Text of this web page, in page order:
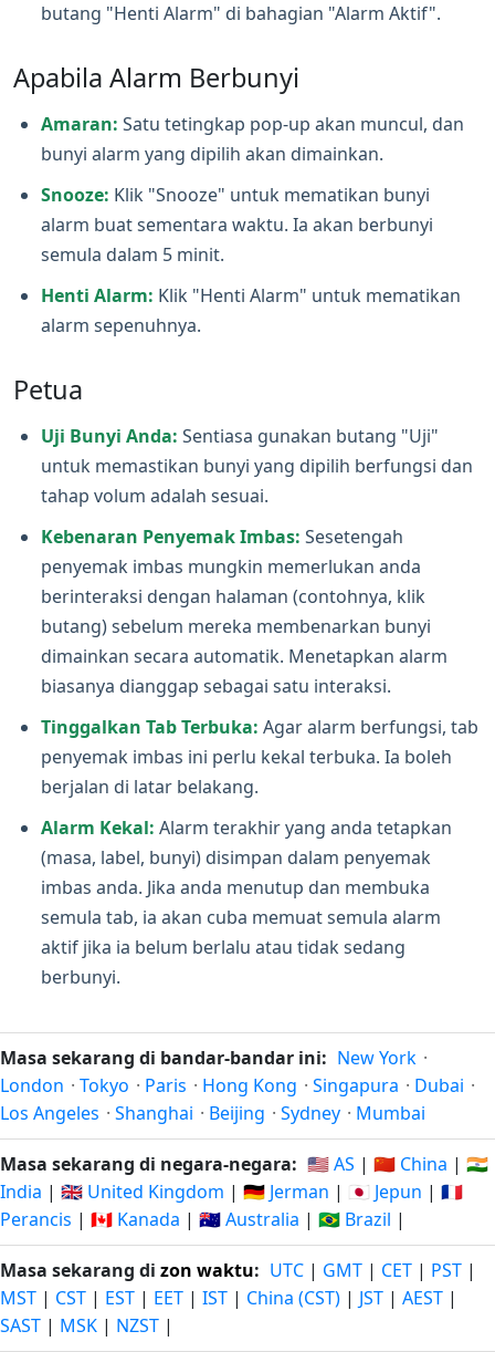
butang "Henti Alarm" di bahagian "Alarm Aktif".
Apabila Alarm Berbunyi
Amaran: Satu tetingkap pop‑up akan muncul, dan
bunyi alarm yang dipilih akan dimainkan.
Snooze: Klik "Snooze" untuk mematikan bunyi
alarm buat sementara waktu. Ia akan berbunyi
semula dalam 5 minit.
Henti Alarm: Klik "Henti Alarm" untuk mematikan
alarm sepenuhnya.
Petua
Uji Bunyi Anda: Sentiasa gunakan butang "Uji"
untuk memastikan bunyi yang dipilih berfungsi dan
tahap volum adalah sesuai.
Kebenaran Penyemak Imbas: Sesetengah
penyemak imbas mungkin memerlukan anda
berinteraksi dengan halaman (contohnya, klik
butang) sebelum mereka membenarkan bunyi
dimainkan secara automatik. Menetapkan alarm
biasanya dianggap sebagai satu interaksi.
Tinggalkan Tab Terbuka: Agar alarm berfungsi, tab
penyemak imbas ini perlu kekal terbuka. Ia boleh
berjalan di latar belakang.
Alarm Kekal: Alarm terakhir yang anda tetapkan
(masa, label, bunyi) disimpan dalam penyemak
imbas anda. Jika anda menutup dan membuka
semula tab, ia akan cuba memuat semula alarm
aktif jika ia belum berlalu atau tidak sedang
berbunyi.
Masa sekarang di bandar-bandar ini: New York ·
London · Tokyo · Paris · Hong Kong · Singapura · Dubai ·
Los Angeles · Shanghai · Beijing · Sydney · Mumbai
Masa sekarang di negara-negara: 🇺🇸 AS | 🇨🇳 China | 🇮🇳
India | 🇬🇧 United Kingdom | 🇩🇪 Jerman | 🇯🇵 Jepun | 🇫🇷
Perancis | 🇨🇦 Kanada | 🇦🇺 Australia | 🇧🇷 Brazil |
Masa sekarang di zon waktu: UTC | GMT | CET | PST |
MST | CST | EST | EET | IST | China (CST) | JST | AEST |
SAST | MSK | NZST |